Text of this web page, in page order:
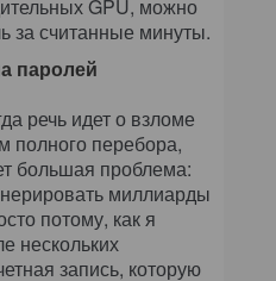
GPU, можно
за считанные минуты.
паролей
речь идет о взломе
полного перебора,
большая проблема:
миллиарды
потому, как я
нескольких
запись, которую